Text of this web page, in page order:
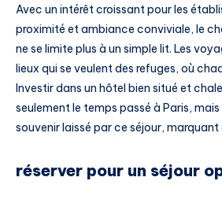
Avec un intérêt croissant pour les
proximité et ambiance conviviale, le
ne se limite plus à un simple lit. Les
lieux qui se veulent des refuges, où
Investir dans un hôtel bien situé et
seulement le temps passé à Paris,
souvenir laissé par ce séjour, marquant
réserver pour un séjour